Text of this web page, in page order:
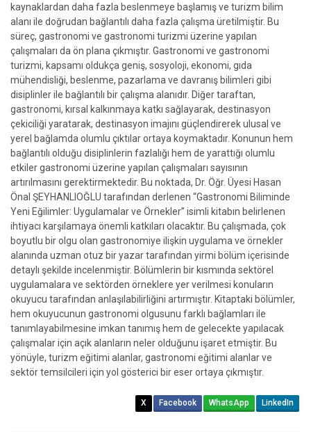
kaynaklardan daha fazla beslenmeye başlamış ve turizm bilim
alanı ile doğrudan bağlantılı daha fazla çalışma üretilmiştir. Bu
süreç, gastronomi ve gastronomi turizmi üzerine yapılan
çalışmaları da ön plana çıkmıştır. Gastronomi ve gastronomi
turizmi, kapsamı oldukça geniş, sosyoloji, ekonomi, gıda
mühendisliği, beslenme, pazarlama ve davranış bilimleri gibi
disiplinler ile bağlantılı bir çalışma alanıdır. Diğer taraftan,
gastronomi, kırsal kalkınmaya katkı sağlayarak, destinasyon
çekiciliği yaratarak, destinasyon imajını güçlendirerek ulusal ve
yerel bağlamda olumlu çıktılar ortaya koymaktadır. Konunun hem
bağlantılı olduğu disiplinlerin fazlalığı hem de yarattığı olumlu
etkiler gastronomi üzerine yapılan çalışmaları sayısının
artırılmasını gerektirmektedir. Bu noktada, Dr. Öğr. Üyesi Hasan
Önal ŞEYHANLIOĞLU tarafından derlenen “Gastronomi Biliminde
Yeni Eğilimler: Uygulamalar ve Örnekler” isimli kitabın belirlenen
ihtiyacı karşılamaya önemli katkıları olacaktır. Bu çalışmada, çok
boyutlu bir olgu olan gastronomiye ilişkin uygulama ve örnekler
alanında uzman otuz bir yazar tarafından yirmi bölüm içerisinde
detaylı şekilde incelenmiştir. Bölümlerin bir kısmında sektörel
uygulamalara ve sektörden örneklere yer verilmesi konuların
okuyucu tarafından anlaşılabilirliğini artırmıştır. Kitaptaki bölümler,
hem okuyucunun gastronomi olgusunu farklı bağlamları ile
tanımlayabilmesine imkan tanımış hem de gelecekte yapılacak
çalışmalar için açık alanların neler olduğunu işaret etmiştir. Bu
yönüyle, turizm eğitimi alanlar, gastronomi eğitimi alanlar ve
sektör temsilcileri için yol gösterici bir eser ortaya çıkmıştır.
X Facebook WhatsApp LinkedIn